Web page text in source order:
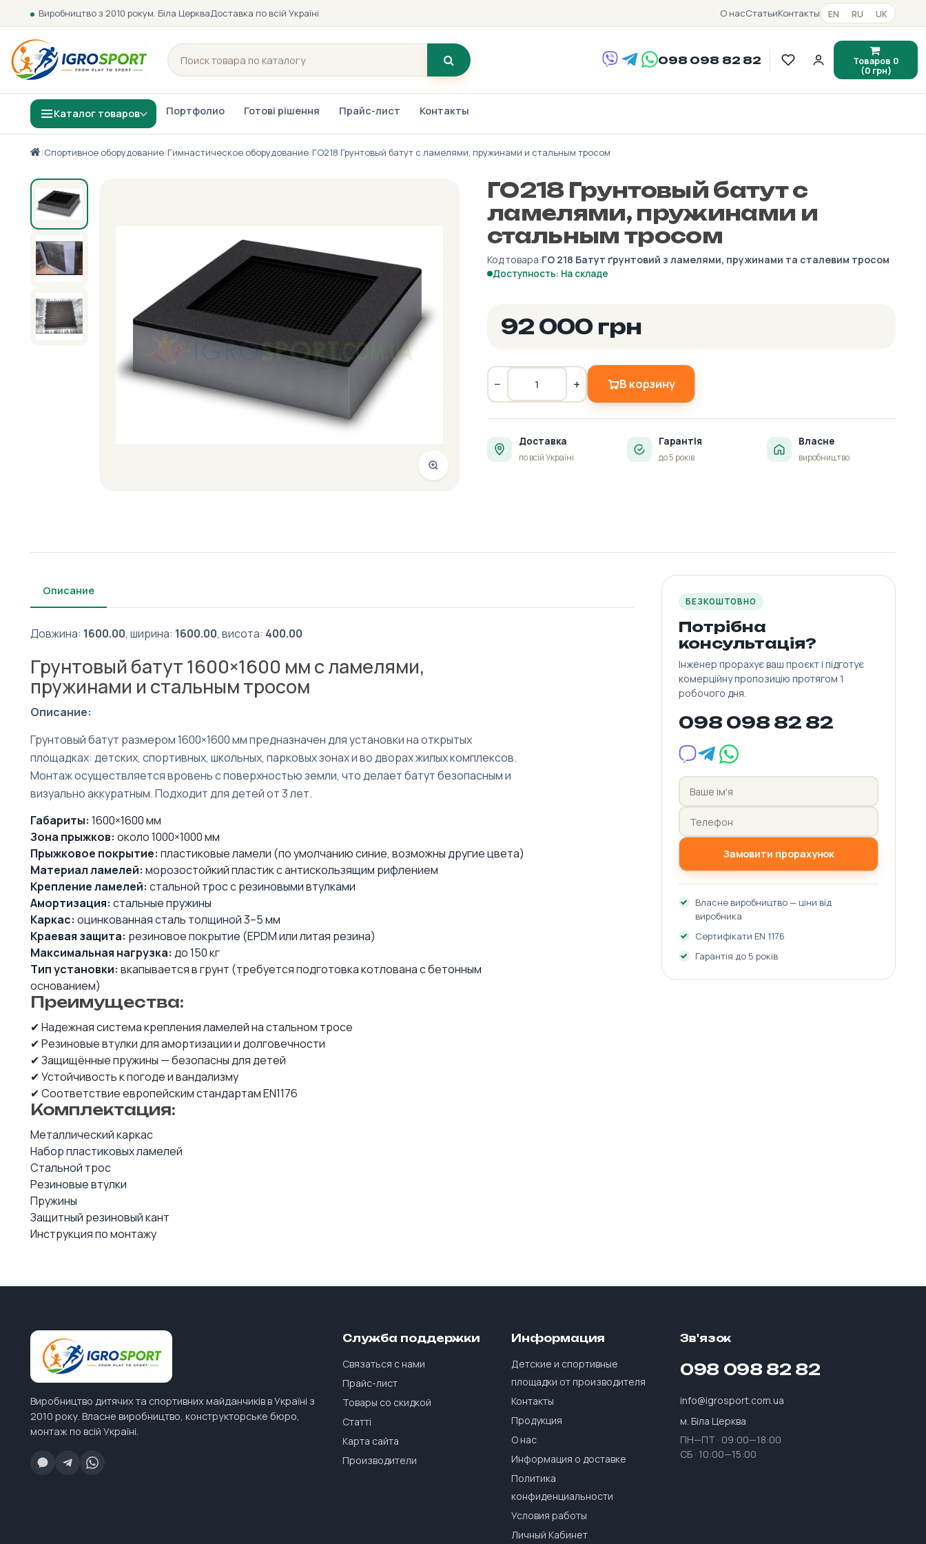
Виробництво з 2010 рокум. Біла ЦеркваДоставка по всій Україні О насСтатьиКонтакты EN RU UK
098 098 82 82
Товаров 0
(0 грн)
Каталог товаров Портфолио Готові рішення Прайс-лист Контакты
/Спортивное оборудование/Гимнастическое оборудование/ГО218 Грунтовый батут с ламелями, пружинами и стальным тросом
ГО218 Грунтовый батут с
ламелями, пружинами и
стальным тросом
Код товара:ГО 218 Батут ґрунтовий з ламелями, пружинами та сталевим тросом
Доступность: На складе
92 000 грн
− + В корзину
Доставка
по всій Україні
Гарантія
до 5 років
Власне
виробництво
Описание
Довжина: 1600.00, ширина: 1600.00, висота: 400.00
Грунтовый батут 1600×1600 мм с ламелями,
пружинами и стальным тросом
Описание:
Грунтовый батут размером 1600×1600 мм предназначен для установки на открытых
площадках: детских, спортивных, школьных, парковых зонах и во дворах жилых комплексов.
Монтаж осуществляется вровень с поверхностью земли, что делает батут безопасным и
визуально аккуратным. Подходит для детей от 3 лет.
Габариты: 1600×1600 мм
Зона прыжков: около 1000×1000 мм
Прыжковое покрытие: пластиковые ламели (по умолчанию синие, возможны другие цвета)
Материал ламелей: морозостойкий пластик с антискользящим рифлением
Крепление ламелей: стальной трос с резиновыми втулками
Амортизация: стальные пружины
Каркас: оцинкованная сталь толщиной 3–5 мм
Краевая защита: резиновое покрытие (EPDM или литая резина)
Максимальная нагрузка: до 150 кг
Тип установки: вкапывается в грунт (требуется подготовка котлована с бетонным
основанием)
Преимущества:
✔ Надежная система крепления ламелей на стальном тросе
✔ Резиновые втулки для амортизации и долговечности
✔ Защищённые пружины — безопасны для детей
✔ Устойчивость к погоде и вандализму
✔ Соответствие европейским стандартам EN1176
Комплектация:
Металлический каркас
Набор пластиковых ламелей
Стальной трос
Резиновые втулки
Пружины
Защитный резиновый кант
Инструкция по монтажу
БЕЗКОШТОВНО
Потрібна
консультація?
Інженер прорахує ваш проєкт і підготує
комерційну пропозицію протягом 1
робочого дня.
098 098 82 82
Замовити прорахунок
Власне виробництво — ціни від
виробника
Сертифікати EN 1176
Гарантія до 5 років
Виробництво дитячих та спортивних майданчиків в Україні з
2010 року. Власне виробництво, конструкторське бюро,
монтаж по всій Україні.
Служба поддержки
Связаться с нами
Прайс-лист
Товары со скидкой
Статті
Карта сайта
Производители
Информация
Детские и спортивные
площадки от производителя
Контакты
Продукция
О нас
Информация о доставке
Политика
конфиденциальности
Условия работы
Личный Кабинет
Зв'язок
098 098 82 82
info@igrosport.com.ua
м. Біла Церква
ПН—ПТ · 09:00—18:00
СБ · 10:00—15:00